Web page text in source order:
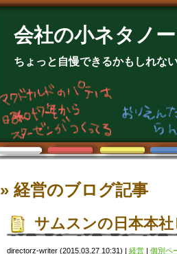
会社の小ネタノー
ちょっと自慢できるかもしれな
» 経営のブログ記事
サムスンの日本本
directorz-writer (2015.03.27 10:31) | 経営 | 個別ペ